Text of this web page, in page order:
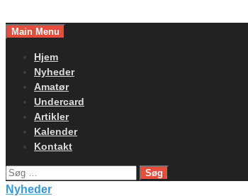
toMain Menu
Hjem
Nyheder
Amatør
Undercard
Artikler
Kalender
Kontakt
Søg
efter:
Nyheder